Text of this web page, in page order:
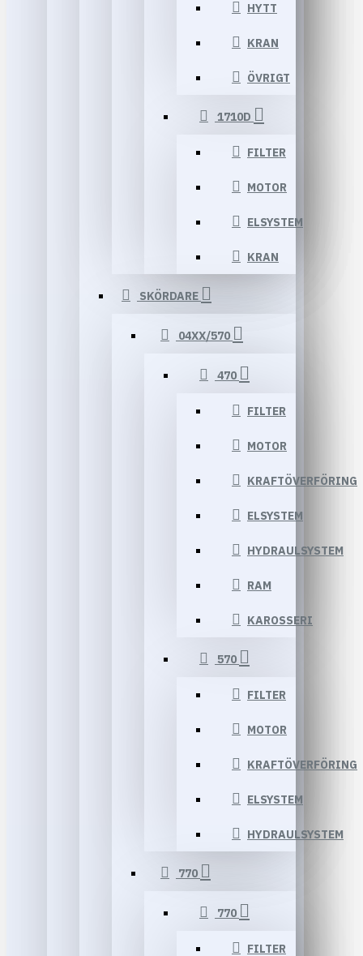
HYTT
KRAN
ÖVRIGT
1710D
FILTER
MOTOR
ELSYSTEM
KRAN
SKÖRDARE
04XX/570
470
FILTER
MOTOR
KRAFTÖVERFÖRING
ELSYSTEM
HYDRAULSYSTEM
RAM
KAROSSERI
570
FILTER
MOTOR
KRAFTÖVERFÖRING
ELSYSTEM
HYDRAULSYSTEM
770
770
FILTER